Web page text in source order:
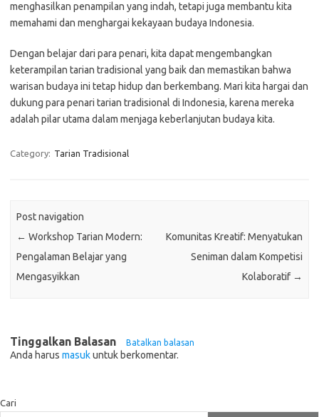
menghasilkan penampilan yang indah, tetapi juga membantu kita
memahami dan menghargai kekayaan budaya Indonesia.
Dengan belajar dari para penari, kita dapat mengembangkan
keterampilan tarian tradisional yang baik dan memastikan bahwa
warisan budaya ini tetap hidup dan berkembang. Mari kita hargai dan
dukung para penari tarian tradisional di Indonesia, karena mereka
adalah pilar utama dalam menjaga keberlanjutan budaya kita.
Category: Tarian Tradisional
Post navigation
← Workshop Tarian Modern:
Pengalaman Belajar yang
Mengasyikkan
Komunitas Kreatif: Menyatukan
Seniman dalam Kompetisi
Kolaboratif →
Tinggalkan Balasan Batalkan balasan
Anda harus masukuntuk berkomentar.
Cari